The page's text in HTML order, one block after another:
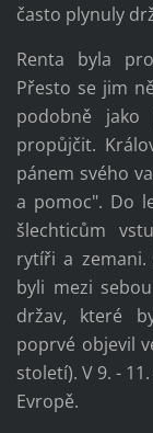
často plynuly
Renta byla
Přesto se jim
podobně
propůjčit.
pánem svého
a pomoc". Do
šlechticům
rytíři a zemani.
byli mezi
držav, které
poprvé objevil
století). V 9. -
Evropě.